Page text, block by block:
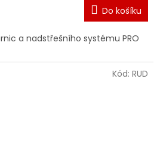
Do košíku
a nadstřešního systému PRO
Kód: RUD